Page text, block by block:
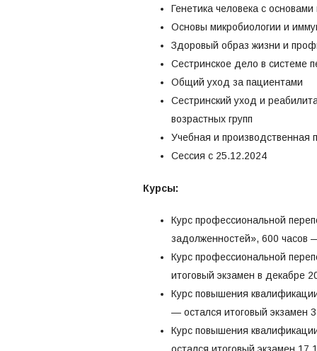
Генетика человека с
Основы микробиологии и
Здоровый образ жизни и
Сестринское дело в системе
Общий уход за пациентами
Сестринский уход и
возрастных групп
Учебная и производственная
Сессия с 25.12.2024
Курсы:
Курс профессиональной
задолженностей», 600 часов
Курс профессиональной
итоговый экзамен в декабре
Курс повышения
— остался итоговый экзамен
Курс повышения